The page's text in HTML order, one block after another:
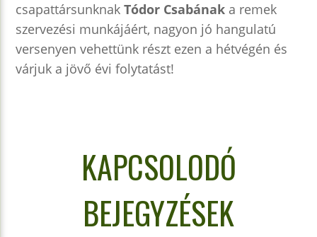
csapattársunknak Tódor Csabának a remek
szervezési munkájáért, nagyon jó hangulatú
versenyen vehettünk részt ezen a hétvégén és
várjuk a jövő évi folytatást!
KAPCSOLODÓ
BEJEGYZÉSEK